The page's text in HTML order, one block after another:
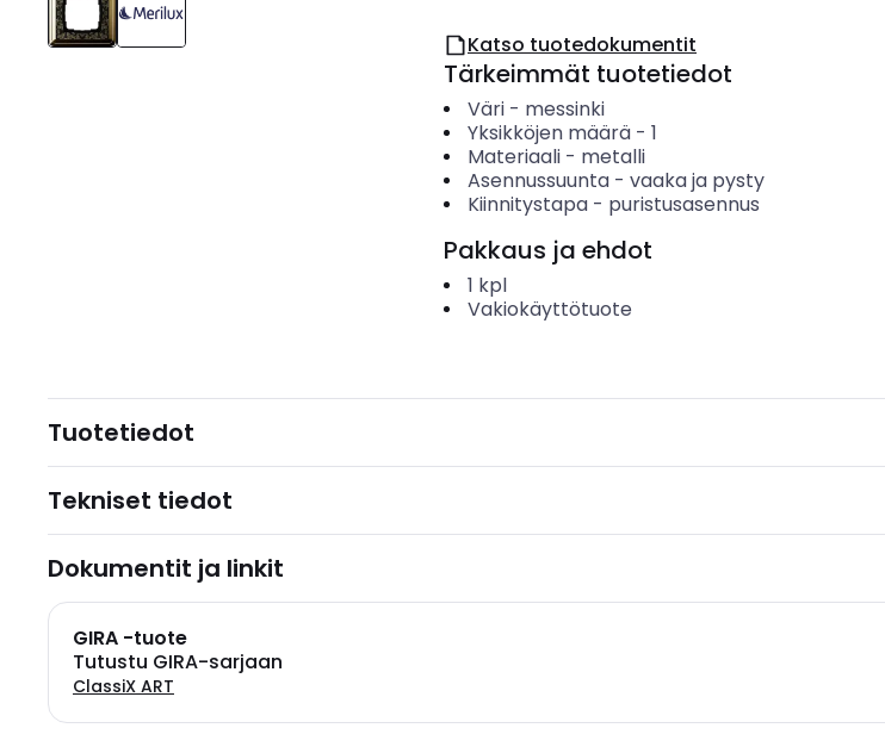
Katso tuotedokumentit
Tärkeimmät tuotetiedot
Väri- messinki
Yksikköjen määrä- 1
Materiaali- metalli
Asennussuunta- vaaka ja pysty
Kiinnitystapa- puristusasennus
Pakkaus ja ehdot
1 kpl
Vakiokäyttötuote
Tuotetiedot
Tekniset tiedot
Dokumentit ja linkit
GIRA -tuote
Tutustu GIRA-sarjaan
ClassiX ART